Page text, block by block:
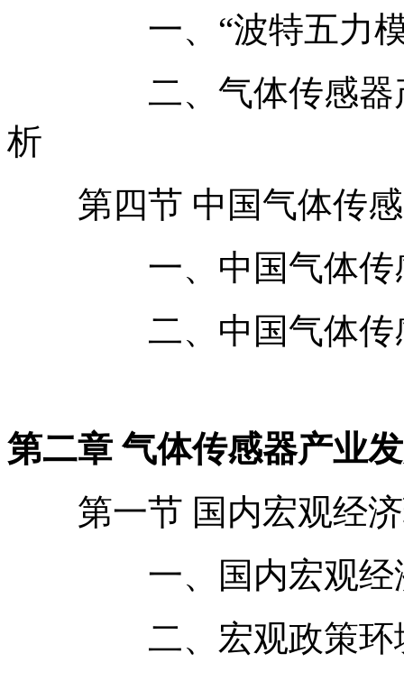
一、“波特五力模
二、气体传感器产
析
第四节 中国气体传感
一、中国气体传感
二、中国气体传感
第二章 气体传感器产业
第一节 国内宏观经济
一、国内宏观经济
二、宏观政策环